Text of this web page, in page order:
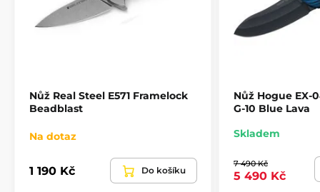
Nůž Real Steel E571 Framelock
Beadblast
Na dotaz
1 190 Kč Do košíku
Nůž Hogue EX-
G-10 Blue Lava
Skladem
7 490 Kč
5 490 Kč